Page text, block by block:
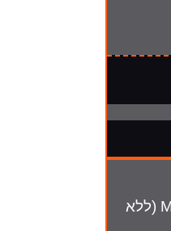
סליל כרית אוויר MG 2015 (ללא